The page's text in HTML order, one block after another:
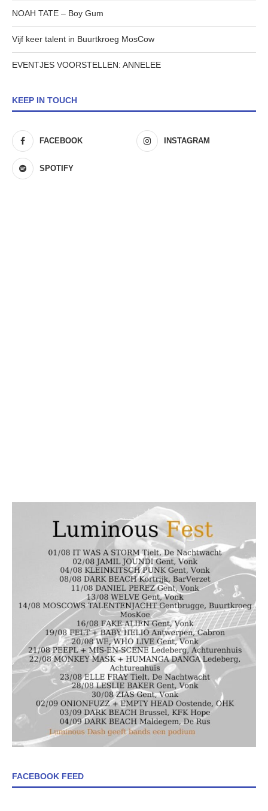
NOAH TATE – Boy Gum
Vijf keer talent in Buurtkroeg MosCow
EVENTJES VOORSTELLEN: ANNELEE
KEEP IN TOUCH
FACEBOOK INSTAGRAM
SPOTIFY
FACEBOOK FEED